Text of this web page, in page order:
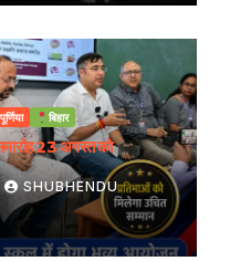
पूर्णिया बिहार
23 अगस्त को
SHUBHENDU